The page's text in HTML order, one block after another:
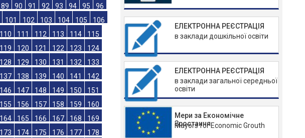
65 66 67 68 69 70 71
72
77 78 79 80 81 82 83
84
89 90 91 92 93 94 95
96
101 102 103 104 105
106
110 111 112 113 114
115
119 120 121 122 123
124
128 129 130 131 132
133
137 138 139 140 141
142
146 147 148 149 150
151
155 156 157 158 159
160
ЕЛЕКТРОННА РЕЄСТРАЦІЯ
в заклади дошкільної освіти
ЕЛЕКТРОННА РЕЄСТРАЦІЯ
в заклади загальної середньої
освіти
Мери за Економічне
Зростання
Mayors for Economic Grouth